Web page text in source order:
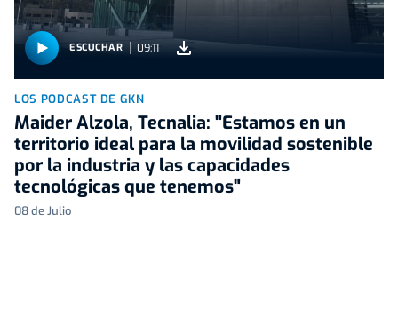
ESCUCHAR 09:11
LOS PODCAST DE GKN
Maider Alzola, Tecnalia: "Estamos en un
territorio ideal para la movilidad sostenible
por la industria y las capacidades
tecnológicas que tenemos"
08 de Julio